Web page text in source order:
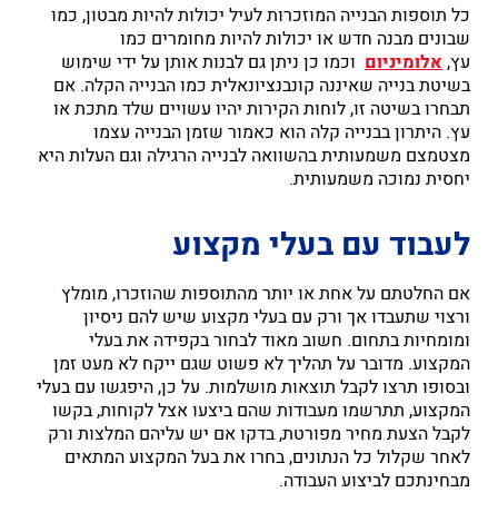
כל תוספות הבנייה המוזכרות לעיל יכולות להיות מבטון, כמו
שבונים מבנה חדש או יכולות להיות מחומרים כמו
עץ, אלומיניום וכמו כן ניתן גם לבנות אותן על ידי שימוש
בשיטת בנייה שאיננה קונבנציונאלית כמו הבנייה הקלה. אם
תבחרו בשיטה זו, לוחות הקירות יהיו עשויים שלד מתכת או
עץ. היתרון בבנייה קלה הוא כאמור שזמן הבנייה עצמו
מצטמצם משמעותית בהשוואה לבנייה הרגילה וגם העלות היא
יחסית נמוכה משמעותית.
לעבוד עם בעלי מקצוע
אם החלטתם על אחת או יותר מהתוספות שהוזכרו, מומלץ
ורצוי שתעבדו אך ורק עם בעלי מקצוע שיש להם ניסיון
ומומחיות בתחום. חשוב מאוד לבחור בקפידה את בעלי
המקצוע. מדובר על תהליך לא פשוט שגם ייקח לא מעט זמן
ובסופו תרצו לקבל תוצאות מושלמות. על כן, היפגשו עם בעלי
המקצוע, תתרשמו מעבודות שהם ביצעו אצל לקוחות, בקשו
לקבל הצעת מחיר מפורטת, בדקו אם יש עליהם המלצות ורק
לאחר שקלול כל הנתונים, בחרו את בעל המקצוע המתאים
מבחינתכם לביצוע העבודה.